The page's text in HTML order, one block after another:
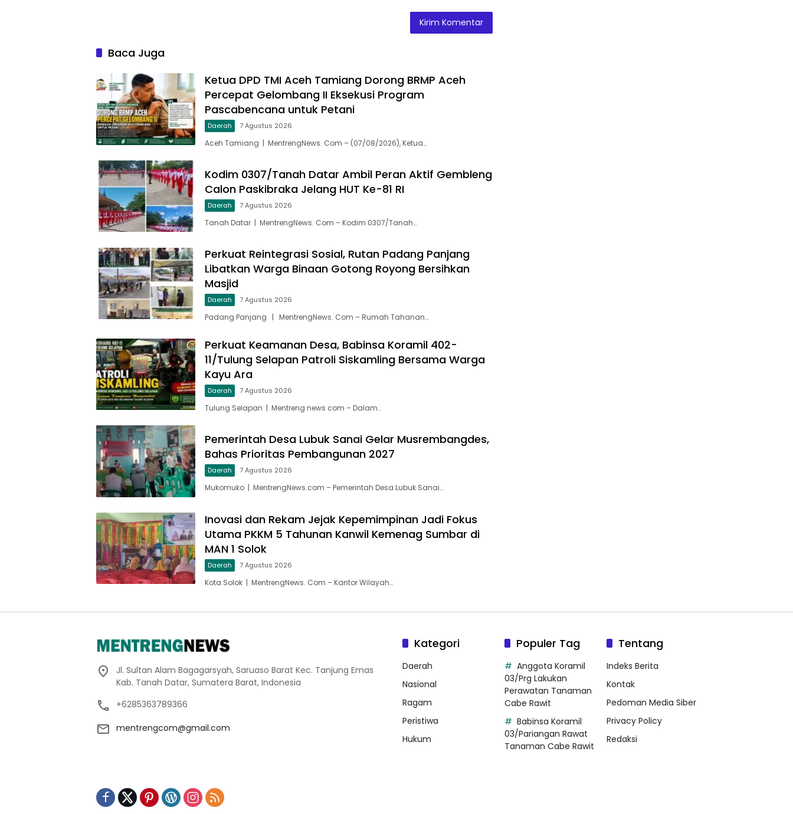
Baca Juga
Ketua DPD TMI Aceh Tamiang Dorong BRMP Aceh
Percepat Gelombang II Eksekusi Program
Pascabencana untuk Petani
Daerah 7 Agustus 2026
Aceh Tamiang | MentrengNews. Com – (07/08/2026), Ketua…
Kodim 0307/Tanah Datar Ambil Peran Aktif Gembleng
Calon Paskibraka Jelang HUT Ke-81 RI
Daerah 7 Agustus 2026
Tanah Datar | MentrengNews. Com – Kodim 0307/Tanah…
Perkuat Reintegrasi Sosial, Rutan Padang Panjang
Libatkan Warga Binaan Gotong Royong Bersihkan
Masjid
Daerah 7 Agustus 2026
Padang Panjang | MentrengNews. Com – Rumah Tahanan…
Perkuat Keamanan Desa, Babinsa Koramil 402-
11/Tulung Selapan Patroli Siskamling Bersama Warga
Kayu Ara
Daerah 7 Agustus 2026
Tulung Selapan | Mentreng news com – Dalam…
Pemerintah Desa Lubuk Sanai Gelar Musrembangdes,
Bahas Prioritas Pembangunan 2027
Daerah 7 Agustus 2026
Mukomuko | MentrengNews.com – Pemerintah Desa Lubuk Sanai…
Inovasi dan Rekam Jejak Kepemimpinan Jadi Fokus
Utama PKKM 5 Tahunan Kanwil Kemenag Sumbar di
MAN 1 Solok
Daerah 7 Agustus 2026
Kota Solok | MentrengNews. Com – Kantor Wilayah…
Jl. Sultan Alam Bagagarsyah, Saruaso Barat Kec. Tanjung Emas
Kab. Tanah Datar, Sumatera Barat, Indonesia
+6285363789366
mentrengcom@gmail.com
Kategori
Daerah
Nasional
Ragam
Peristiwa
Hukum
Populer Tag
Anggota Koramil
03/Prg Lakukan
Perawatan Tanaman
Cabe Rawit
Babinsa Koramil
03/Pariangan Rawat
Tanaman Cabe Rawit
Tentang
Indeks Berita
Kontak
Pedoman Media Siber
Privacy Policy
Redaksi